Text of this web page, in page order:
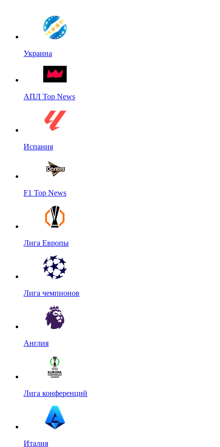
Украина
АПЛ Top News
Испания
F1 Top News
Лига Европы
Лига чемпионов
Англия
Лига конференций
Италия